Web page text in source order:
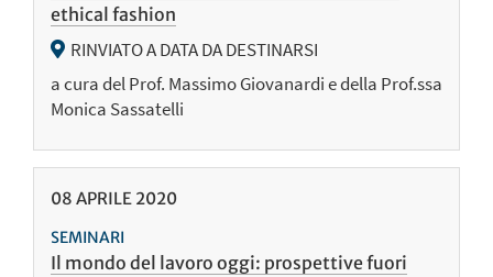
ethical fashion
RINVIATO A DATA DA DESTINARSI
a cura del Prof. Massimo Giovanardi e della Prof.ssa
Monica Sassatelli
08 APRILE 2020
SEMINARI
Il mondo del lavoro oggi: prospettive fuori